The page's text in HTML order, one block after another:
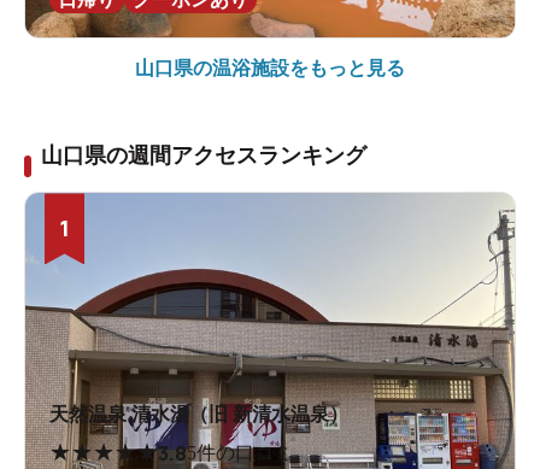
山口県の温浴施設をもっと見る
山口県の週間アクセスランキング
1
天然温泉 清水湯（旧 新清水温泉）
★★★★★3.85件の口コミ